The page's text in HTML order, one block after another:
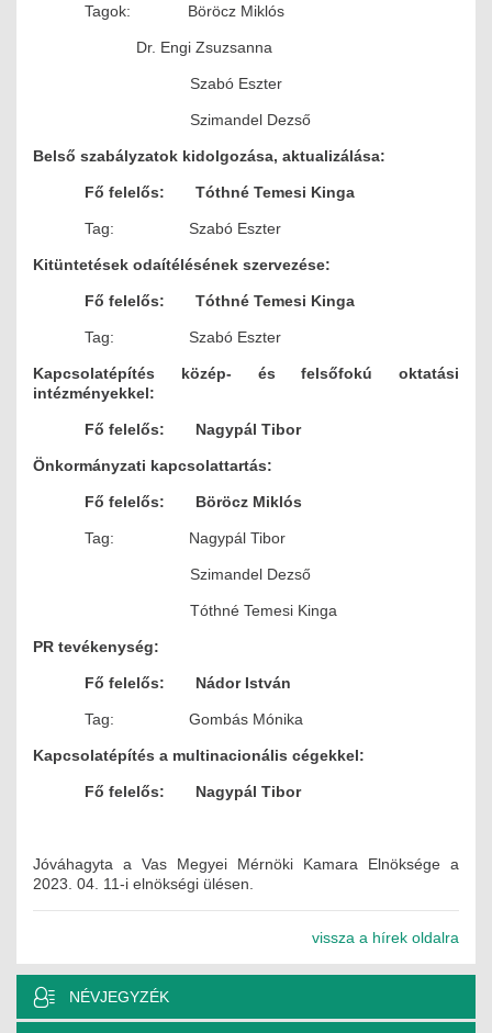
Tagok: Böröcz Miklós
Dr. Engi Zsuzsanna
Szabó Eszter
Szimandel Dezső
Belső szabályzatok kidolgozása, aktualizálása:
Fő felelős: Tóthné Temesi Kinga
Tag: Szabó Eszter
Kitüntetések odaítélésének szervezése:
Fő felelős: Tóthné Temesi Kinga
Tag: Szabó Eszter
Kapcsolatépítés közép- és felsőfokú oktatási
intézményekkel:
Fő felelős: Nagypál Tibor
Önkormányzati kapcsolattartás:
Fő felelős: Böröcz Miklós
Tag: Nagypál Tibor
Szimandel Dezső
Tóthné Temesi Kinga
PR tevékenység:
Fő felelős: Nádor István
Tag: Gombás Mónika
Kapcsolatépítés a multinacionális cégekkel:
Fő felelős: Nagypál Tibor
Jóváhagyta a Vas Megyei Mérnöki Kamara Elnöksége a
2023. 04. 11-i elnökségi ülésen.
vissza a hírek oldalra
NÉVJEGYZÉK